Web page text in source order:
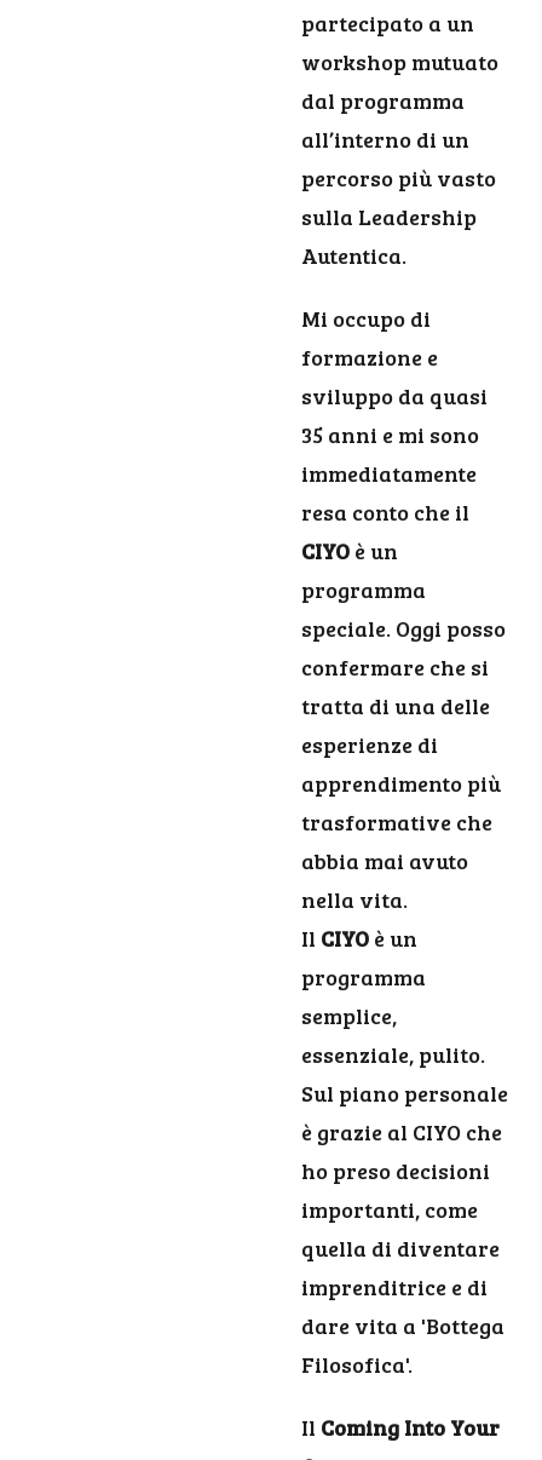
partecipato a un
workshop mutuato
dal programma
all’interno di un
percorso più vasto
sulla Leadership
Autentica.
Mi occupo di
formazione e
sviluppo da quasi
35 anni e mi sono
immediatamente
resa conto che il
CIYO è un
programma
speciale. Oggi posso
confermare che si
tratta di una delle
esperienze di
apprendimento più
trasformative che
abbia mai avuto
nella vita.
Il CIYO è un
programma
semplice,
essenziale, pulito.
Sul piano personale
è grazie al CIYO che
ho preso decisioni
importanti, come
quella di diventare
imprenditrice e di
dare vita a 'Bottega
Filosofica'.
Il Coming Into Your